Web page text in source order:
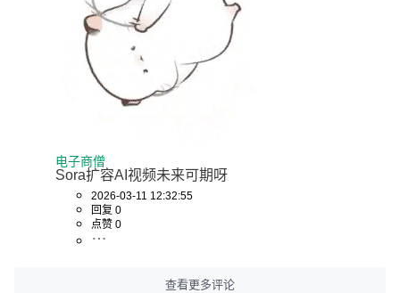
电子商僧
Sora扩容AI视频未来可期呀
2026-03-11 12:32:55
回复 0
点赞 0
查看更多评论